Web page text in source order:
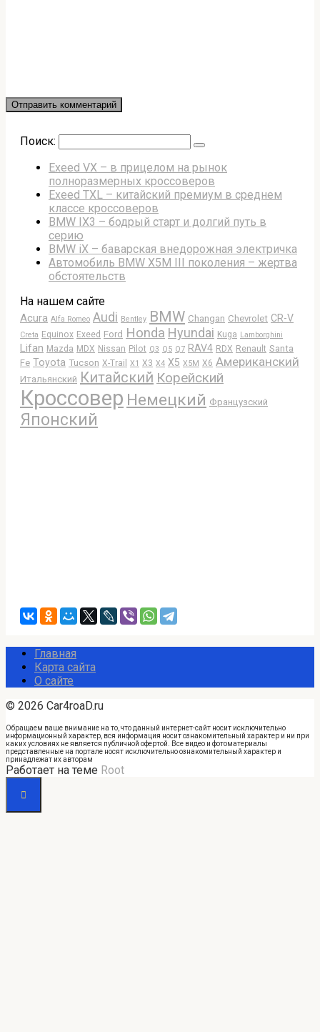
Поиск:
Exeed VX – в прицелом на рынок
полноразмерных кроссоверов
Exeed TXL – китайский премиум в среднем
классе кроссоверов
BMW IX3 – бодрый старт и долгий путь в
серию
BMW iX – баварская внедорожная электричка
Автомобиль BMW X5M III поколения – жертва
обстоятельств
На нашем сайте
Acura Alfa Romeo Audi Bentley BMW Changan Chevrolet CR-V
Creta Equinox Exeed Ford Honda Hyundai Kuga Lamborghini
Lifan Mazda MDX Nissan Pilot Q3 Q5 Q7 RAV4 RDX Renault Santa
Fe Toyota Tucson X-Trail X1 X3 X4 X5 X5M X6 Американский
Итальянский Китайский Корейский
Кроссовер Немецкий Французский
Японский
Главная
Карта сайта
О сайте
© 2026 Car4roaD.ru
Обращаем ваше внимание на то, что данный интернет-сайт носит исключительно
информационный характер, вся информация носит ознакомительный характер и ни при
каких условиях не является публичной офертой. Все видео и фотоматериалы
представленные на портале носят исключительно ознакомительный характер и
принадлежат их авторам
Работает на теме Root